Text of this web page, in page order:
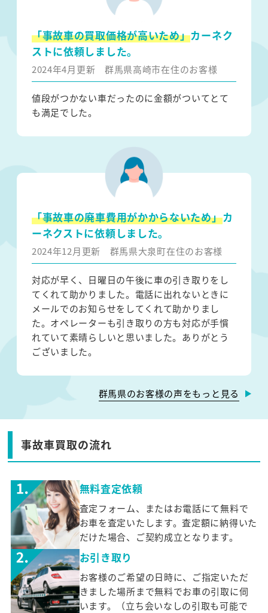
「事故車の買取価格が高いため」カーネク
ストに依頼しました。
2024年4月更新 群馬県高崎市在住のお客様
値段がつかない車だったのに金額がついてとて
も満足でした。
「事故車の廃車費用がかからないため」カ
ーネクストに依頼しました。
2024年12月更新 群馬県大泉町在住のお客様
対応が早く、日曜日の午後に車の引き取りをし
てくれて助かりました。電話に出れないときに
メールでのお知らせをしてくれて助かりまし
た。オペレーターも引き取りの方も対応が手慣
れていて素晴らしいと思いました。ありがとう
ございました。
群馬県のお客様の声をもっと見る
事故車買取の流れ
無料査定依頼
査定フォーム、またはお電話にて無料で
お車を査定いたします。査定額に納得いた
だけた場合、ご契約成立となります。
お引き取り
お客様のご希望の日時に、ご指定いただ
きました場所まで無料でお車の引取に伺
います。（立ち会いなしの引取も可能で